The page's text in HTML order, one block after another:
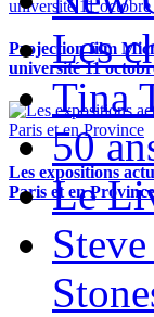
Projection film
université 11
Les expositions
Paris et en Province
Les
Tina
50
Le